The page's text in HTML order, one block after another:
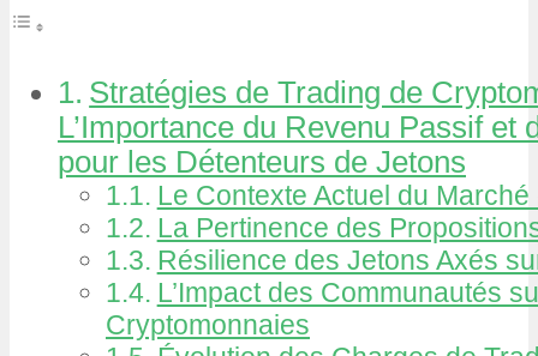
Stratégies de Trading de
L’Importance du Revenu Passif et
pour les Détenteurs de Jetons
Le Contexte Actuel du
La Pertinence des
Résilience des Jetons Axés
L’Impact des Communautés
Cryptomonnaies